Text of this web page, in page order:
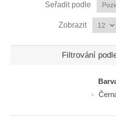
Seřadit podle
Zobrazit
Filtrování